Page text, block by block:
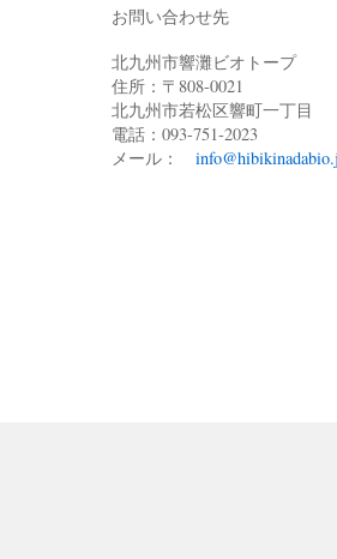
お問い合わせ先
北九州市響灘ビオトープ
住所：〒808-0021
北九州市若松区響町一丁目
電話：093-751-2023
メール：